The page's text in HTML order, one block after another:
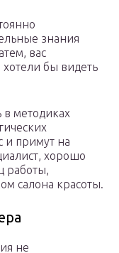
знания
вас
хотели бы видеть
в методиках
и примут на
хорошо
работы,
салона красоты.
не